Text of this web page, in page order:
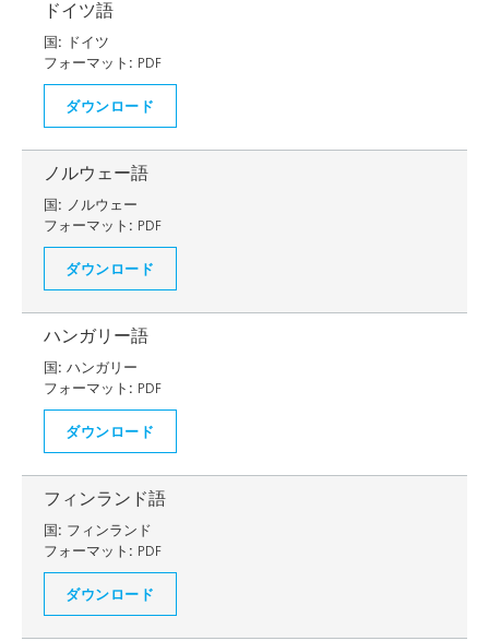
ドイツ語
国: ドイツ
フォーマット: PDF
ダウンロード
ノルウェー語
国: ノルウェー
フォーマット: PDF
ダウンロード
ハンガリー語
国: ハンガリー
フォーマット: PDF
ダウンロード
フィンランド語
国: フィンランド
フォーマット: PDF
ダウンロード